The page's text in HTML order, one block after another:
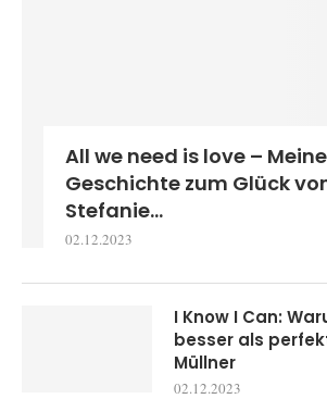
All we need is love – Meine
Geschichte zum Glück
Stefanie...
02.12.2023
I Know I Can:
besser als
Müllner
02.12.2023